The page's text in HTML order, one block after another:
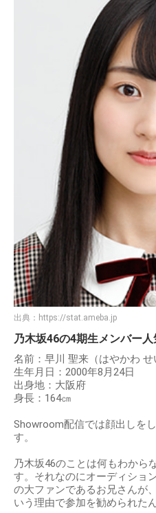
出典： https://stat.ameba.jp
乃木坂46の4期生メンバー
名前：早川 聖来（はやかわ せ
生年月日：2000年8月24日
出身地：大阪府
身長：164㎝
Showroom配信では顔出しを
す。
乃木坂46のことは何もわから
す。それなのにオーディショ
の大ファンであるお兄さんが
いう理由で参加を勧められた